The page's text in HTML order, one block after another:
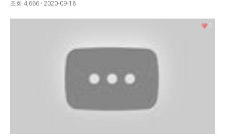
조회 4,666 · 2020-09-18
0